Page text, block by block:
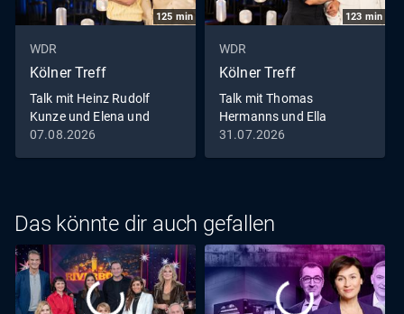
125 min
WDR
Kölner Treff
Talk mit Heinz Rudolf
Kunze und Elena und
Mathieu Carrière
07.08.2026
123 min
WDR
Kölner Treff
Talk mit Thomas
Hermanns und Ella
Endlich
31.07.2026
Das könnte dir auch gefallen